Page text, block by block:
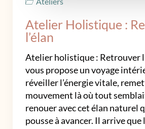
Atelier Holistique :
l’élan
Atelier holistique : Retrouver
vous propose un voyage
réveiller l’énergie vitale,
mouvement là où tout
renouer avec cet élan naturel
pousse à avancer. Il arrive que